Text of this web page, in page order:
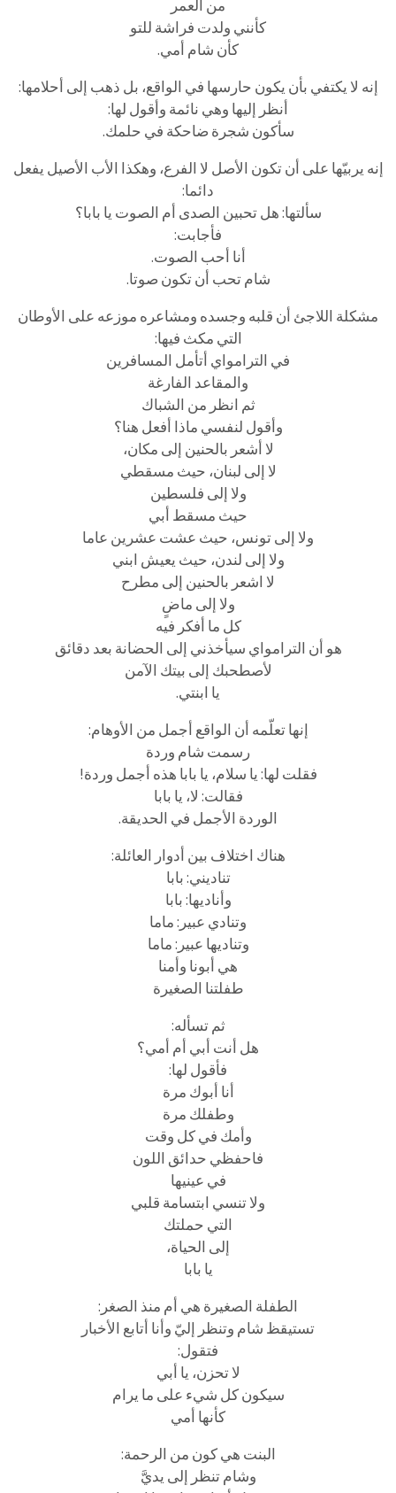
من العمر
كأنني ولدت فراشة للتو
كأن شام أمي.
إنه لا يكتفي بأن يكون حارسها في الواقع، بل ذهب إلى أحلامها:
أنظر إليها وهي نائمة وأقول لها:
سأكون شجرة ضاحكة في حلمك.
إنه يربيّها على أن تكون الأصل لا الفرع، وهكذا الأب الأصيل يفعل
دائما:
سألتها: هل تحبين الصدى أم الصوت يا بابا؟
فأجابت:
أنا أحب الصوت.
شام تحب أن تكون صوتا.
مشكلة اللاجئ أن قلبه وجسده ومشاعره موزعه على الأوطان
التي مكث فيها:
في الترامواي أتأمل المسافرين
والمقاعد الفارغة
ثم انظر من الشباك
وأقول لنفسي ماذا أفعل هنا؟
لا أشعر بالحنين إلى مكان،
لا إلى لبنان، حيث مسقطي
ولا إلى فلسطين
حيث مسقط أبي
ولا إلى تونس، حيث عشت عشرين عاما
ولا إلى لندن، حيث يعيش ابني
لا اشعر بالحنين إلى مطرح
ولا إلى ماضٍ
كل ما أفكر فيه
هو أن الترامواي سيأخذني إلى الحضانة بعد دقائق
لأصطحبك إلى بيتك الآمن
يا ابنتي.
إنها تعلّمه أن الواقع أجمل من الأوهام:
رسمت شام وردة
فقلت لها: يا سلام، يا بابا هذه أجمل وردة!
فقالت: لا، يا بابا
الوردة الأجمل في الحديقة.
هناك اختلاف بين أدوار العائلة:
تناديني: بابا
وأناديها: بابا
وتنادي عبير: ماما
وتناديها عبير: ماما
هي أبونا وأمنا
طفلتنا الصغيرة
ثم تسأله:
هل أنت أبي أم أمي؟
فأقول لها:
أنا أبوك مرة
وطفلك مرة
وأمك في كل وقت
فاحفظي حدائق اللون
في عينيها
ولا تنسي ابتسامة قلبي
التي حملتك
إلى الحياة،
يا بابا
الطفلة الصغيرة هي أم منذ الصغر:
تستيقظ شام وتنظر إليّ وأنا أتابع الأخبار
فتقول:
لا تحزن، يا أبي
سيكون كل شيء على ما يرام
كأنها أمي
البنت هي كون من الرحمة:
وشام تنظر إلى يديَّ